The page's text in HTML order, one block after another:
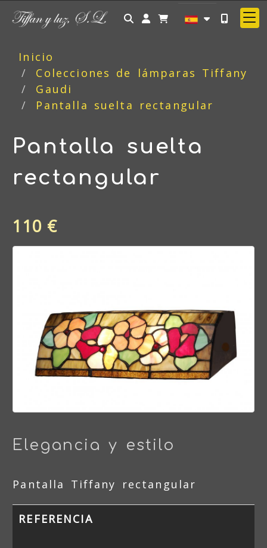
Identifícate
Inicio
Colecciones de lámparas Tiffany
Gaudi
Pantalla suelta rectangular
Pantalla suelta
rectangular
110 €
Elegancia y estilo
Pantalla Tiffany rectangular
REFERENCIA